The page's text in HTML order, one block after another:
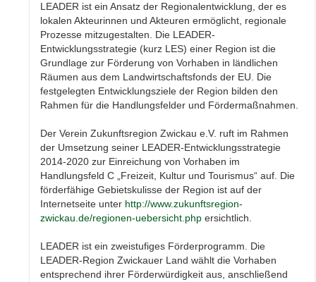
LEADER ist ein Ansatz der Regionalentwicklung, der es
lokalen Akteurinnen und Akteuren ermöglicht, regionale
Prozesse mitzugestalten. Die LEADER-
Entwicklungsstrategie (kurz LES) einer Region ist die
Grundlage zur Förderung von Vorhaben in ländlichen
Räumen aus dem Landwirtschaftsfonds der EU. Die
festgelegten Entwicklungsziele der Region bilden den
Rahmen für die Handlungsfelder und Fördermaßnahmen.
Der Verein Zukunftsregion Zwickau e.V. ruft im Rahmen
der Umsetzung seiner LEADER-Entwicklungsstrategie
2014-2020 zur Einreichung von Vorhaben im
Handlungsfeld C „Freizeit, Kultur und Tourismus“ auf. Die
förderfähige Gebietskulisse der Region ist auf der
Internetseite unter http://www.zukunftsregion-
zwickau.de/regionen-uebersicht.php ersichtlich.
LEADER ist ein zweistufiges Förderprogramm. Die
LEADER-Region Zwickauer Land wählt die Vorhaben
entsprechend ihrer Förderwürdigkeit aus, anschließend